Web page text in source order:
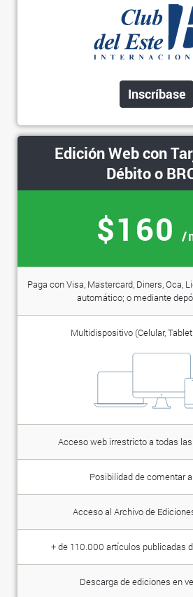
Inscríbase
Edición Web con
Débito o
$160 /
Paga con Visa, Mastercard, Diners, Oca,
automático; o mediante
Multidispositivo (Celular,
Acceso web irrestricto a todas las
Posibilidad de comentar
Acceso al Archivo de
+ de 110.000 artículos publicadas
Descarga de ediciones en